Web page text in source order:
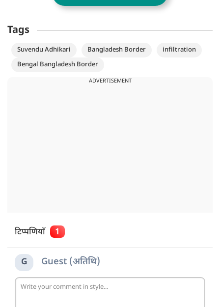
Tags
Suvendu Adhikari Bangladesh Border
infiltration
Bengal Bangladesh Border
ADVERTISEMENT
टिप्पणियाँ 1
G Guest (अतिथि)